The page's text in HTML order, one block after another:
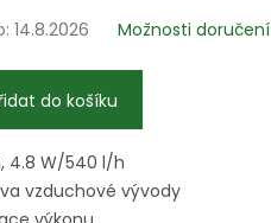
14.8.2026 Možnosti doručení
do košíku
4.8 W/540 l/h
vzduchové vývody